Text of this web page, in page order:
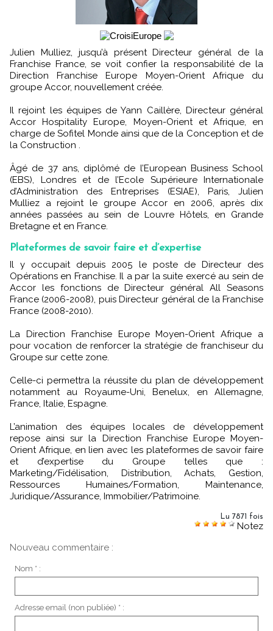
Julien Mulliez, jusqu’à présent Directeur général de la
Franchise France, se voit confier la responsabilité de la
Direction Franchise Europe Moyen-Orient Afrique du
groupe Accor, nouvellement créée.
Il rejoint les équipes de Yann Caillère, Directeur général
Accor Hospitality Europe, Moyen-Orient et Afrique, en
charge de Sofitel Monde ainsi que de la Conception et de
la Construction .
Âgé de 37 ans, diplômé de l’European Business School
(EBS), Londres et de l’Ecole Supérieure Internationale
d’Administration des Entreprises (ESIAE), Paris, Julien
Mulliez a rejoint le groupe Accor en 2006, après dix
années passées au sein de Louvre Hôtels, en Grande
Bretagne et en France.
Plateformes de savoir faire et d’expertise
Il y occupait depuis 2005 le poste de Directeur des
Opérations en Franchise. Il a par la suite exercé au sein de
Accor les fonctions de Directeur général All Seasons
France (2006-2008), puis Directeur général de la Franchise
France (2008-2010).
La Direction Franchise Europe Moyen-Orient Afrique a
pour vocation de renforcer la stratégie de franchiseur du
Groupe sur cette zone.
Celle-ci permettra la réussite du plan de développement
notamment au Royaume-Uni, Benelux, en Allemagne,
France, Italie, Espagne.
L’animation des équipes locales de développement
repose ainsi sur la Direction Franchise Europe Moyen-
Orient Afrique, en lien avec les plateformes de savoir faire
et d’expertise du Groupe telles que :
Marketing/Fidélisation, Distribution, Achats, Gestion,
Ressources Humaines/Formation, Maintenance,
Juridique/Assurance, Immobilier/Patrimoine.
Lu 7871 fois
Notez
Nouveau commentaire :
Nom * :
Adresse email (non publiée) * :